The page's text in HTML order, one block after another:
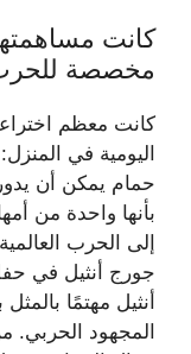
مخصصة
كانت معظم
اليومية في
حمام يمكن أن
بأنها واحدة من
إلى الحرب
جورج أنثيل في
أنثيل مهتمًا
المجهود الحربي.